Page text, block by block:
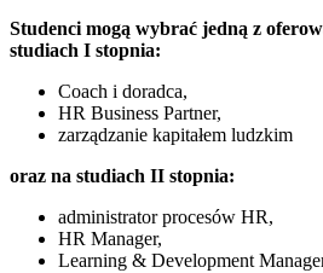
Studenci mogą wybrać jedną z
studiach I stopnia:
Coach i doradca,
HR Business Partner,
zarządzanie kapitałem ludzkim
oraz na studiach II stopnia:
administrator procesów HR,
HR Manager,
Learning & Development